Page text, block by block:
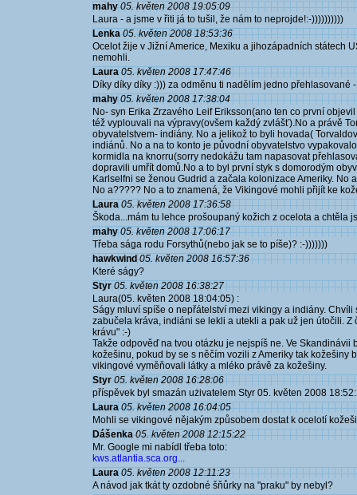
mahy 05. květen 2008 19:05:09
Laura - a jsme v řiti já to tušil, že nám to neprojde!:-))))))))))
Lenka 05. květen 2008 18:53:36
Ocelot žije v Jižní Americe, Mexiku a jihozápadních státech
nemohli.
Laura 05. květen 2008 17:47:46
Díky díky díky :))) za odměnu ti nadělím jedno přehlasované
mahy 05. květen 2008 17:38:04
No- syn Erika Zrzavého Leif Eriksson(ano ten co první
též vyplouvali na výpravy(ovšem každý zvlášť).No a právě
obyvatelstvem- indiány. No a jelikož to byli hovada(
indiánů. No a na to konto je původní obyvatelstvo
kormidla na knorru(sorry nedokážu tam napasovat
dopravili umřít domů.No a to byl první styk s domorodým
Karlselfni se ženou Gudrid a začala kolonizace Ameriky. No
No a????? No a to znamená, že Vikingové mohli přijít ke
Laura 05. květen 2008 17:36:58
Škoda...mám tu lehce prošoupaný kožich z ocelota a chtěla
mahy 05. květen 2008 17:06:17
Třeba sága rodu Forsythů(nebo jak se to píše)? :-)))))))
hawkwind 05. květen 2008 16:57:36
Které ságy?
Styr 05. květen 2008 16:38:27
Laura(05. květen 2008 18:04:05) :
Ságy mluví spíše o nepřátelství mezi vikingy a indiány.
zabučela kráva, indiáni se lekli a utekli a pak už jen útočili.
krávu" :-)
Takže odpověď na tvou otázku je nejspíš ne. Ve
kožešinu, pokud by se s něčím vozili z Ameriky tak kožešiny
vikingové vyměňovali látky a mléko právě za kožešiny.
Styr 05. květen 2008 16:28:06
příspěvek byl smazán użivatelem Styr 05. květen 2008
Laura 05. květen 2008 16:04:05
Mohli se vikingové nějakým způsobem dostat k ocelotí
Dášenka 05. květen 2008 12:15:22
Mr. Google mi nabídl třeba toto:
kws.atlantia.sca.org...
Laura 05. květen 2008 12:11:23
A návod jak tkát ty ozdobné šňůrky na "praku" by nebyl?